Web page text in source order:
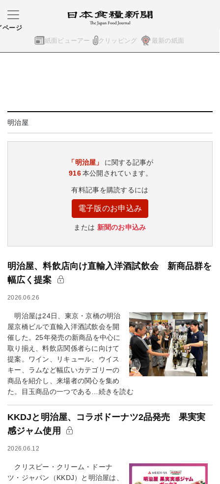
紙面ビューアー クリッピング 最新の紙面
ページ
明治屋
「明治屋」
に関する記事が
916本公開されています。
有料記事を購読するには
電子版のお申込み
または 新聞のお申込み
明治屋、料飲店向け直輸入洋酒試飲会 新商品群を
幅広く提案
2026.06.26
明治屋は24日、東京・京橋の明治
屋京橋ビルで直輸入洋酒試飲会を開
催した。25年発売の新商品を中心に
取り揃え、料飲店関係者らに向けて
提案。ワイン、リキュール、ウイス
キー、ラムなど幅広いカテゴリーの
商品を紹介し、来場者の関心を集め
た。目玉商品の一つである…続きを読む
KKDJと明治屋、コラボドーナツ2品発売 果実実
感ジャム使用
2026.06.12
クリスピー・クリーム・ドーナ
ツ・ジャパン（KKDJ）と明治屋は、